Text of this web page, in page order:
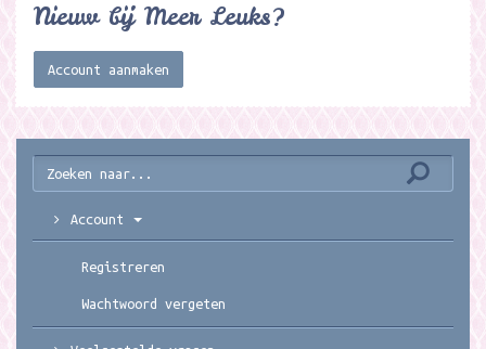
Nieuw bij Meer Leuks?
Account aanmaken
Account
Registreren
Wachtwoord vergeten